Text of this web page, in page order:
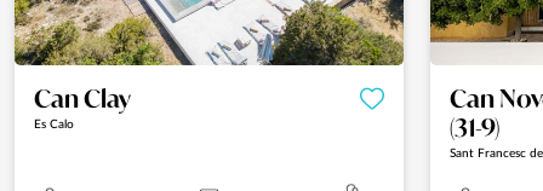
Can Clay
Es Calo
Can
(31-9)
Sant Francesc